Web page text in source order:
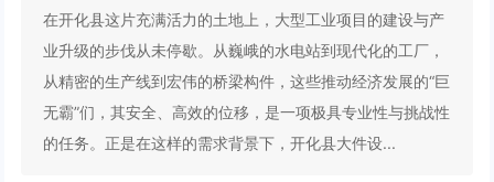
在开化县这片充满活力的土地上，大型工业项目的建设与产
业升级的步伐从未停歇。从巍峨的水电站到现代化的工厂，
从精密的生产线到宏伟的桥梁构件，这些推动经济发展的“巨
无霸”们，其安全、高效的位移，是一项极具专业性与挑战性
的任务。正是在这样的需求背景下，开化县大件设...